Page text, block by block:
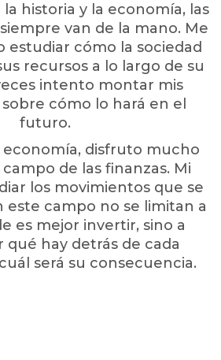
historia y la economía, las
van de la mano. Me
estudiar cómo la sociedad
recursos a lo largo de su
intento montar mis
cómo lo hará en el
futuro.
economía, disfruto mucho
de las finanzas. Mi
los movimientos que se
este campo no se limitan a
es mejor invertir, sino a
hay detrás de cada
será su consecuencia.